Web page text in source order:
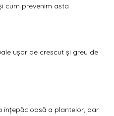
cum prevenim asta
ușor de crescut și greu de
înțepăcioasă a plantelor, dar